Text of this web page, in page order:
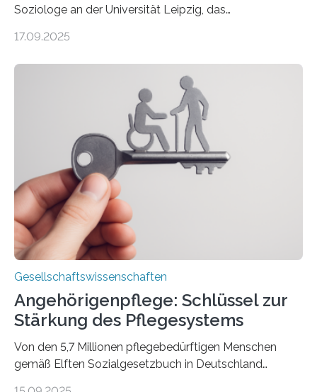
Soziologe an der Universität Leipzig, das
across the Country“. Nun ist das „Projektbuch“
Schriftstellerinnen Manja Präkels, Tina Pruschmann und
Barbara Thériault. Es trägt den Titel
„Extremwetterlagen – Reportagen aus einem neuen
Deutschland“ und enthält eine Vielzahl von
zivilgesellschaftlichen Stimmen und Beobachtungen in
ländlichen Regionen. Im Interview spricht Projektleiter
Leistner über die Idee, das Vorgehen und wichtige
Erkenntnisse. Das Buch deute an, „wie…
17.09.2025
Gesellschaftswissenschaften
Angehörigenpflege: Schlüssel zur
Stärkung des Pflegesystems
Von den 5,7 Millionen pflegebedürftigen Menschen
gemäß Elften Sozialgesetzbuch in Deutschland